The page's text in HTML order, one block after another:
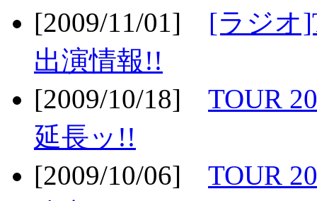
[2009/11/01] [ラジオ
出演情報!!
[2009/10/18] TOUR
延長ッ!!
[2009/10/06] TOUR